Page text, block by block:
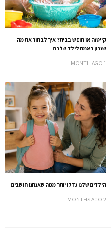
קייטנה או חופש בבית? איך לבחור את מה
שנכון באמת לילד שלכם
1 MONTH AGO
הילדים שלנו גדלו יותר ממה שאנחנו חושבים
2 MONTHS AGO